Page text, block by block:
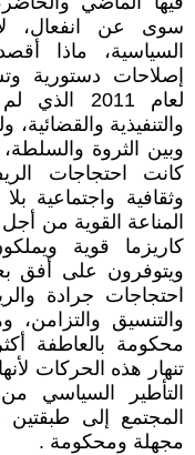
سوى عن انفعال،
السياسية، ماذا
إصلاحات دستورية
لعام
والتنفيذية
وبين الثروة
كانت احتجاجات
وثقافية واجتماعية
المناعة القوية من
كاريزما قوية
ويتوفرون على أفق
احتجاجات جرادة
والتنسيق والتزامن،
محكومة بالعاطفة
تنهار هذه الحركات
التأطير السياسي
المجتمع إلى
مجهلة ومحكومة .